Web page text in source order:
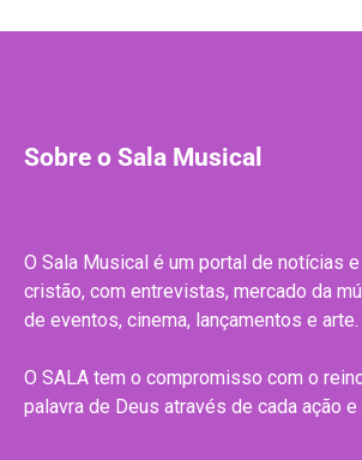
Sobre o Sala Musical
O Sala Musical é um portal de notícias
cristão, com entrevistas, mercado da
de eventos, cinema, lançamentos e arte.
O SALA tem o compromisso com o
palavra de Deus através de cada ação